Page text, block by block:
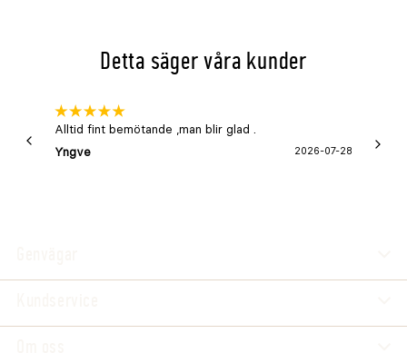
Detta säger våra kunder
Alltid fint bemötande ,man blir glad .
Yngve
2026-07-28